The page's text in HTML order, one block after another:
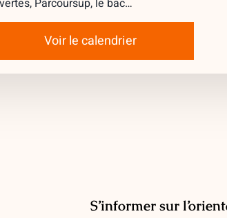
Voir le calendrier
S’informer sur